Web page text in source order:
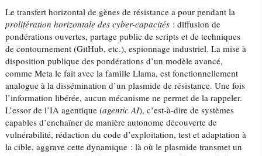
Le transfert horizontal de gènes de résistance a pour pendant la
prolifération horizontale des cyber-capacités : diffusion de
pondérations ouvertes, partage public de scripts et de techniques
de contournement (GitHub, etc.), espionnage industriel. La mise à
disposition publique des pondérations d’un modèle avancé,
comme Meta le fait avec la famille Llama, est fonctionnellement
analogue à la dissémination d’un plasmide de résistance. Une fois
l’information libérée, aucun mécanisme ne permet de la rappeler.
L’essor de l’IA agentique (agentic AI), c’est-à-dire de systèmes
capables d’enchaîner de manière autonome découverte de
vulnérabilité, rédaction du code d’exploitation, test et adaptation à
la cible, aggrave cette dynamique : là où le plasmide transmet un